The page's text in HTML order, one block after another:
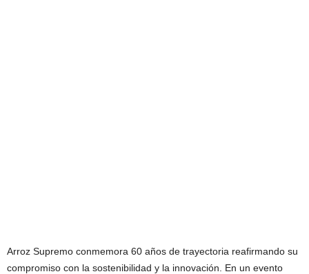
Arroz Supremo conmemora 60 años de trayectoria reafirmando su
compromiso con la sostenibilidad y la innovación. En un evento